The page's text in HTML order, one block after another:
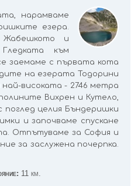
нарамваме
езера.
Жабешкото и
към
заемаме с първата кота
на езерата Тодорини
високата - 2746 метра
Вихрен и Кутело,
целия Бъндеришки
и започваме спускане
Отпътуваме за София и
за заслужена почерпка.
11 км.